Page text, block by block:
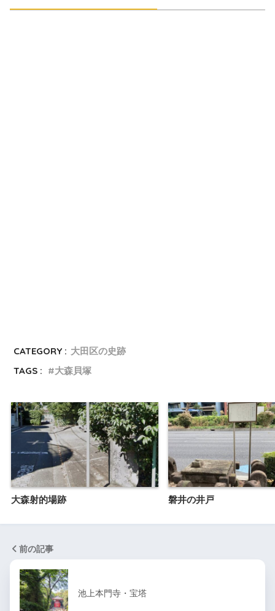
CATEGORY : 大田区の史跡
TAGS :
大森貝塚
大森射的場跡 磐井の井戸
前の記事
池上本門寺・宝塔